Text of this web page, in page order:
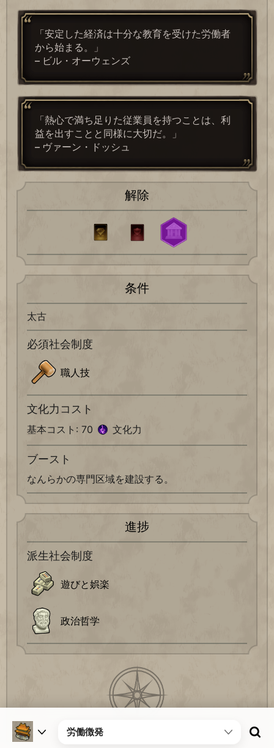
「安定した経済は十分な教育を受けた労働者
から始まる。」
– ビル・オーウェンズ
「熱心で満ち足りた従業員を持つことは、利
益を出すことと同様に大切だ。」
– ヴァーン・ドッシュ
解除
条件
太古
必須社会制度
職人技
文化力コスト
基本コスト: 70 文化力
ブースト
なんらかの専門区域を建設する。
進捗
派生社会制度
遊びと娯楽
政治哲学
労働徴発